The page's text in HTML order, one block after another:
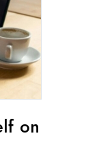
on